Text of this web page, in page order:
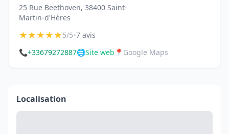
25 Rue Beethoven, 38400 Saint-
Martin-d'Hères
★★★★★5/5•7 avis
📞+33679272887🌐Site web 📍 Google Maps
Localisation